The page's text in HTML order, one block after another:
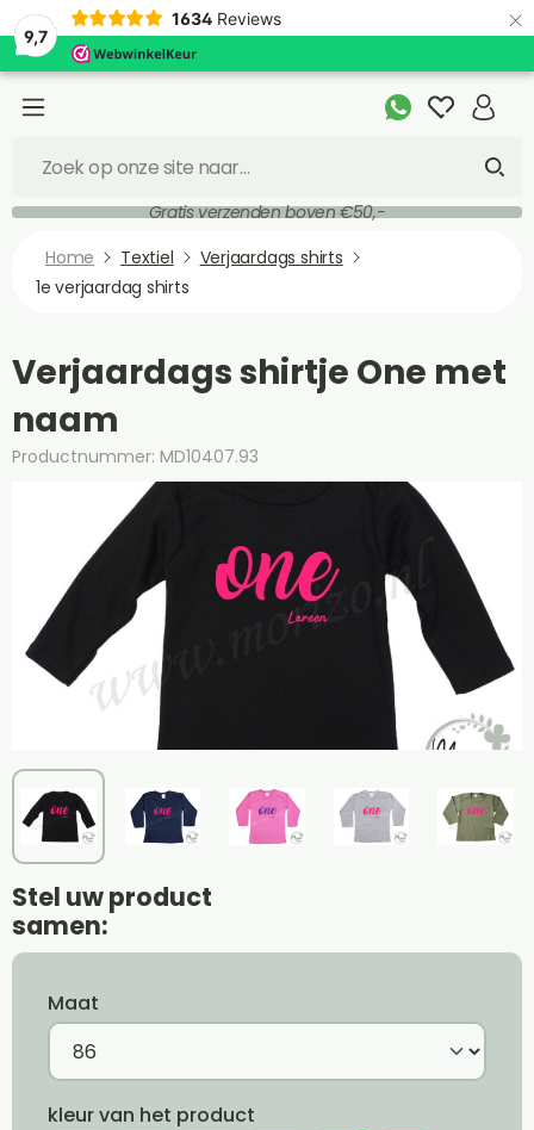
9,7
1634 Reviews ×
Gratis verzenden boven €50,-
Home
Textiel
Verjaardags shirts
1e verjaardag shirts
Verjaardags shirtje One met
naam
Productnummer: MD10407.93
Stel uw product
samen:
Maat
kleur van het product